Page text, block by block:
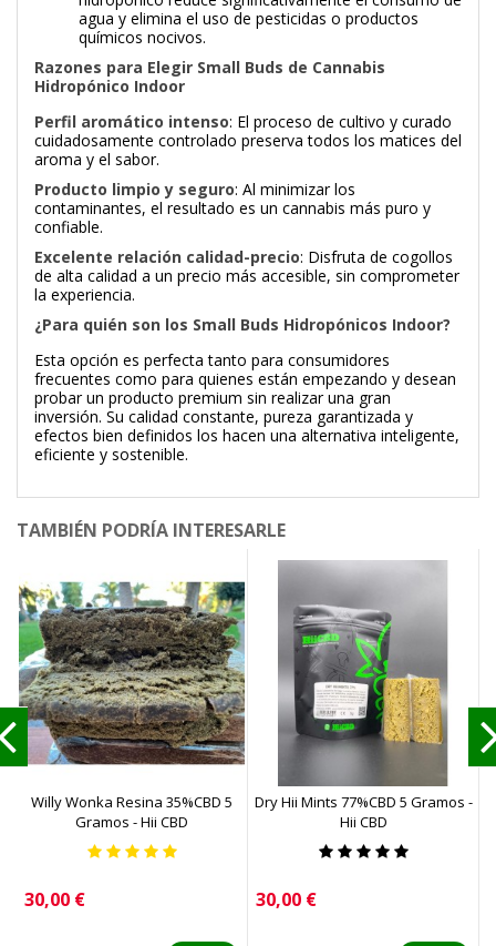
agua y elimina el uso de pesticidas o productos
químicos nocivos.
Razones para Elegir Small Buds de Cannabis
Hidropónico Indoor
Perfil aromático intenso: El proceso de cultivo y curado
cuidadosamente controlado preserva todos los matices del
aroma y el sabor.
Producto limpio y seguro: Al minimizar los
contaminantes, el resultado es un cannabis más puro y
confiable.
Excelente relación calidad-precio: Disfruta de cogollos
de alta calidad a un precio más accesible, sin comprometer
la experiencia.
¿Para quién son los Small Buds Hidropónicos Indoor?
Esta opción es perfecta tanto para consumidores
frecuentes como para quienes están empezando y desean
probar un producto premium sin realizar una gran
inversión. Su calidad constante, pureza garantizada y
efectos bien definidos los hacen una alternativa inteligente,
eficiente y sostenible.
TAMBIÉN PODRÍA INTERESARLE
Willy Wonka Resina 35%CBD 5
Gramos - Hii CBD
Precio
30,00 €
Dry Hii Mints 77%CBD 5 Gramos -
Hii CBD
Precio
30,00 €